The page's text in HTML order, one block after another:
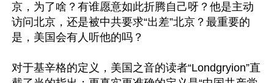
京，为了啥？有谁愿意如此折腾自己呀？他是主动
访问北京，还是被中共要求“出差”北京？最重要的
是，美国会有人听他的吗？
对于基辛格的定义，美国之音的读者“Londgryion”直